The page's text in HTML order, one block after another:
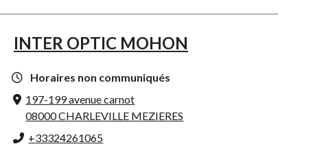
INTER OPTIC MOHON
Horaires non communiqués
197-199 avenue carnot
08000 CHARLEVILLE MEZIERES
+33324261065